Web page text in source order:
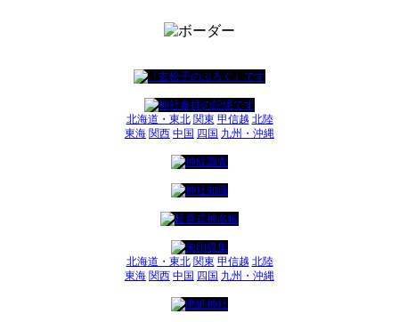
北海道・東北 関東 甲信越 北陸
東海 関西 中国 四国 九州・沖縄
北海道・東北 関東 甲信越 北陸
東海 関西 中国 四国 九州・沖縄